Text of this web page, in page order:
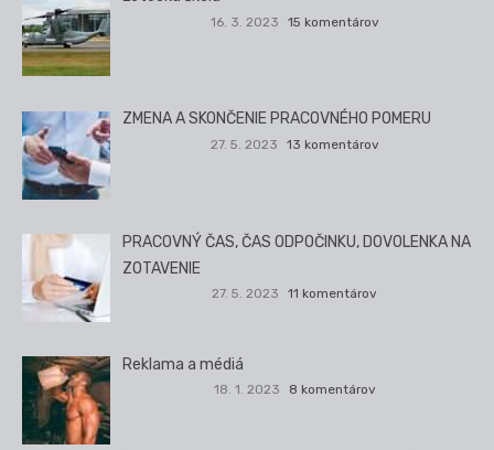
16. 3. 2023 15 komentárov
ZMENA A SKONČENIE PRACOVNÉHO POMERU
27. 5. 2023 13 komentárov
PRACOVNÝ ČAS, ČAS ODPOČINKU, DOVOLENKA NA
ZOTAVENIE
27. 5. 2023 11 komentárov
Reklama a médiá
18. 1. 2023 8 komentárov